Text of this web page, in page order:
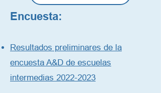
Encuesta:
Resultados preliminares de la
encuesta A&D de escuelas
intermedias 2022-2023